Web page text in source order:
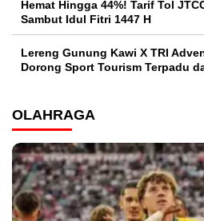
Hemat Hingga 44%! Tarif Tol
Sambut Idul Fitri 1447 H
Lereng Gunung Kawi X TRI
Dorong Sport Tourism Terpadu
OLAHRAGA